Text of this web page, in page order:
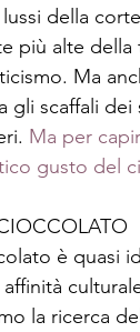
della
più alte della
Ma
gli scaffali
Ma per
gusto del
è quasi
la ricerca